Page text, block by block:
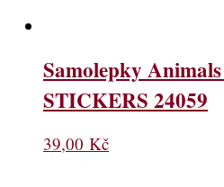
Samolepky
STICKERS 24059
39,00 Kč